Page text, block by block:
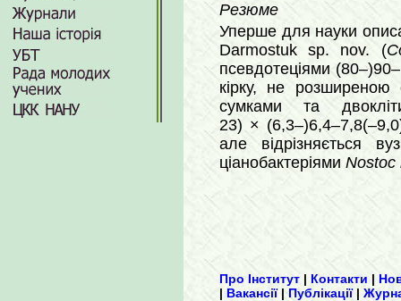
Резюме
Уперше для науки
Darmostuk sp. nov. (
псевдотеціями
кірку, не
сумками та
23) ×
але відрізняється
ціанобактеріями Nostoc
Про Інститут | Контакти |
| Вакансії| Публікації|